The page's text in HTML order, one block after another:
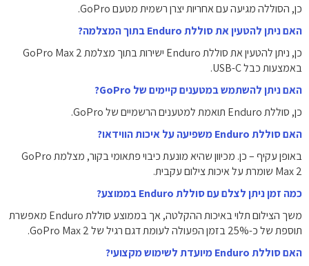
כן, הסוללה מגיעה עם אחריות יצרן רשמית מטעם GoPro.
האם ניתן להטעין את סוללת Enduro בתוך המצלמה?
כן, ניתן להטעין את סוללת Enduro ישירות בתוך מצלמת GoPro Max 2
באמצעות כבל USB-C.
האם ניתן להשתמש במטענים קיימים של GoPro?
כן, סוללת Enduro תואמת למטענים הרשמיים של GoPro.
האם סוללת Enduro משפיעה על איכות הווידאו?
באופן עקיף – כן. מכיוון שהיא מונעת כיבוי פתאומי בקור, מצלמת GoPro
Max 2 שומרת על איכות צילום עקבית.
כמה זמן ניתן לצלם עם סוללת Enduro בממוצע?
משך הצילום תלוי באיכות ההקלטה, אך בממוצע סוללת Enduro מאפשרת
תוספת של כ-25% בזמן הפעולה לעומת דגם רגיל של GoPro Max 2.
האם סוללת Enduro מיועדת לשימוש מקצועי?